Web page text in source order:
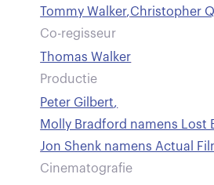
Tommy Walker,Christopher
Co-regisseur
Thomas Walker
Productie
Peter Gilbert,
Molly Bradford namens Lost
Jon Shenk namens Actual
Cinematografie